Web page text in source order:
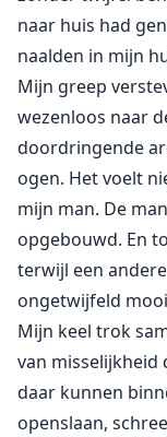
naar huis had
naalden in mijn
Mijn greep
wezenloos naar
doordringende
ogen. Het voelt
mijn man. De
opgebouwd. En
terwijl een
ongetwijfeld
Mijn keel trok
van misselijkheid
daar kunnen
openslaan,